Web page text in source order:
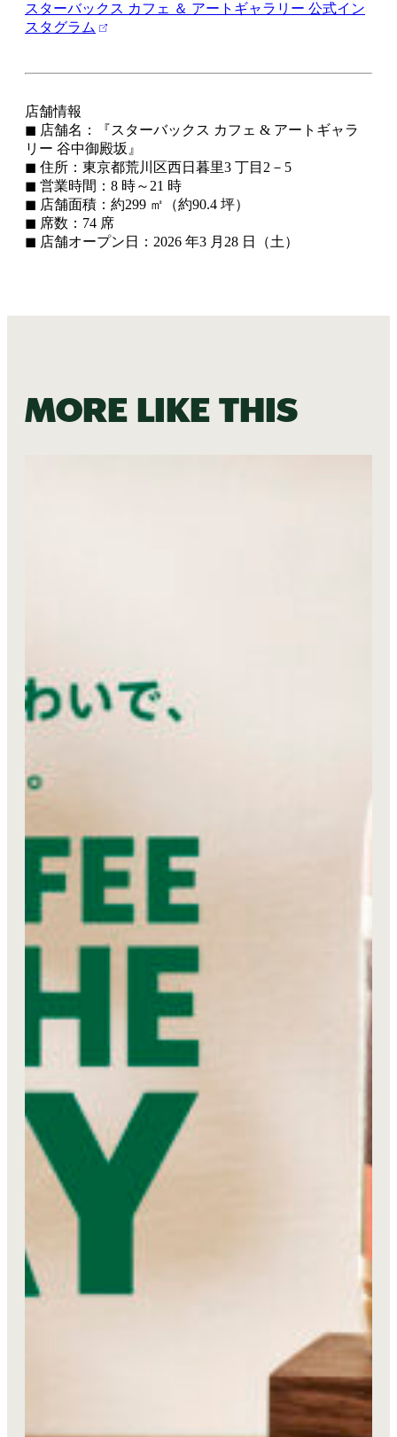
スターバックス カフェ ＆ アートギャラリー 公式イン
スタグラム
店舗情報
◼ 店舗名：『スターバックス カフェ & アートギャラ
リー 谷中御殿坂』
◼ 住所：東京都荒川区西日暮里3 丁目2－5
◼ 営業時間：8 時～21 時
◼ 店舗面積：約299 ㎡（約90.4 坪）
◼ 席数：74 席
◼ 店舗オープン日：2026 年3 月28 日（土）
More like this